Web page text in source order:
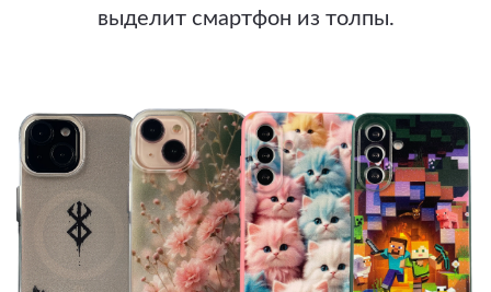
выделит смартфон из толпы.